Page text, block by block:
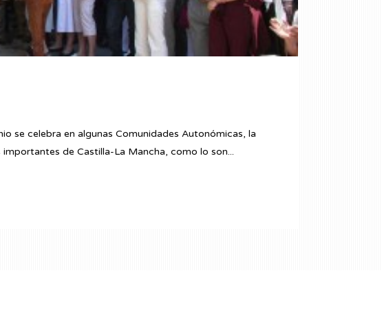
se celebra en algunas Comunidades Autonómicas, la
de Castilla-La Mancha, como lo son...